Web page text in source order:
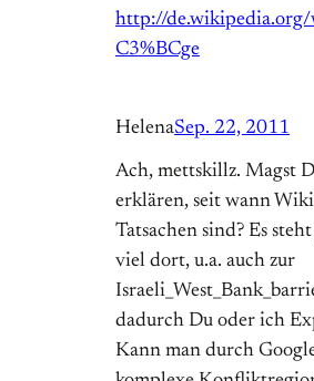
http://
C3%BCge
HelenaSep. 22, 2011
Ach, mettskillz. Magst
erklären, seit wann
Tatsachen sind? Es
viel dort, u.a. auch zur
dadurch Du oder ich
Kann man durch